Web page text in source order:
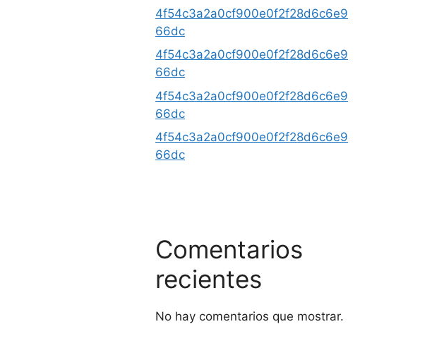
4f54c3a2a0cf900e0f2f28d6c6e9
66dc
4f54c3a2a0cf900e0f2f28d6c6e9
66dc
4f54c3a2a0cf900e0f2f28d6c6e9
66dc
4f54c3a2a0cf900e0f2f28d6c6e9
66dc
Comentarios
recientes
No hay comentarios que mostrar.